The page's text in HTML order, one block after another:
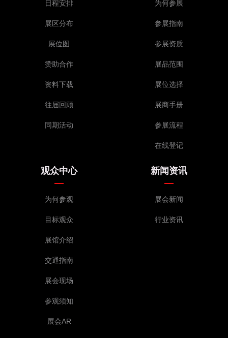
日程安排
展区分布
展位图
赞助合作
资料下载
往届回顾
同期活动
为何参展
参展指南
参展资质
展品范围
展位选择
展商手册
参展流程
在线登记
观众中心
为何参观
目标观众
展馆介绍
交通指南
展会现场
参观须知
展会AR
新闻资讯
展会新闻
行业资讯